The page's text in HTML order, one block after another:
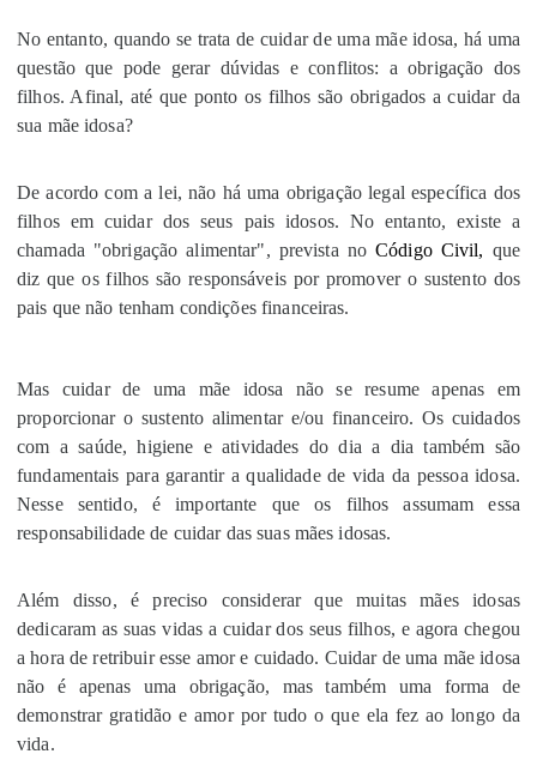
No entanto, quando se trata de cuidar de uma mãe idosa, há uma
questão que pode gerar dúvidas e conflitos: a obrigação dos
filhos. Afinal, até que ponto os filhos são obrigados a cuidar da
sua mãe idosa?
De acordo com a lei, não há uma obrigação legal específica dos
filhos em cuidar dos seus pais idosos. No entanto, existe a
chamada "obrigação alimentar", prevista no Código Civil, que
diz que os filhos são responsáveis por promover o sustento dos
pais que não tenham condições financeiras.
Mas cuidar de uma mãe idosa não se resume apenas em
proporcionar o sustento alimentar e/ou financeiro. Os cuidados
com a saúde, higiene e atividades do dia a dia também são
fundamentais para garantir a qualidade de vida da pessoa idosa.
Nesse sentido, é importante que os filhos assumam essa
responsabilidade de cuidar das suas mães idosas.
Além disso, é preciso considerar que muitas mães idosas
dedicaram as suas vidas a cuidar dos seus filhos, e agora chegou
a hora de retribuir esse amor e cuidado. Cuidar de uma mãe idosa
não é apenas uma obrigação, mas também uma forma de
demonstrar gratidão e amor por tudo o que ela fez ao longo da
vida.